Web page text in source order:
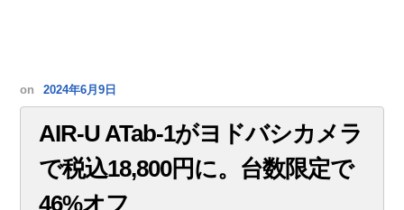
on 2024年6月9日
AIR-U ATab-1がヨドバシカメラ
で税込18,800円に。台数限定で
46%オフ